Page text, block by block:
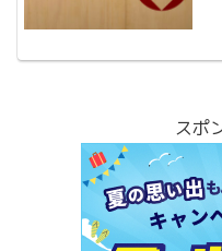
スポ